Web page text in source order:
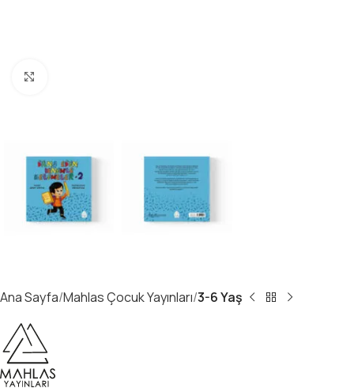
Ana Sayfa Mahlas Çocuk Yayınları 3-6 Yaş